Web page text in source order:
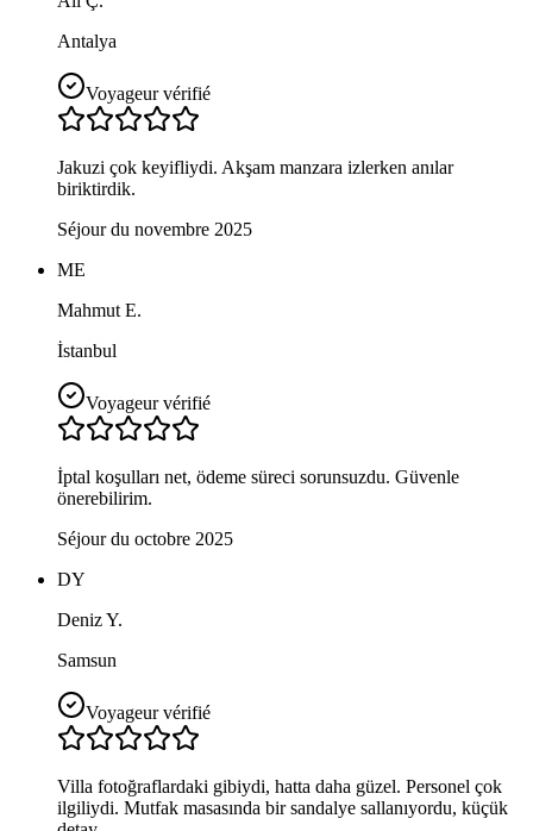
Antalya
Voyageur vérifié
Jakuzi çok keyifliydi. Akşam manzara izlerken anılar
biriktirdik.
Séjour du novembre 2025
ME
Mahmut E.
İstanbul
Voyageur vérifié
İptal koşulları net, ödeme süreci sorunsuzdu. Güvenle
önerebilirim.
Séjour du octobre 2025
DY
Deniz Y.
Samsun
Voyageur vérifié
Villa fotoğraflardaki gibiydi, hatta daha güzel. Personel çok
ilgiliydi. Mutfak masasında bir sandalye sallanıyordu, küçük